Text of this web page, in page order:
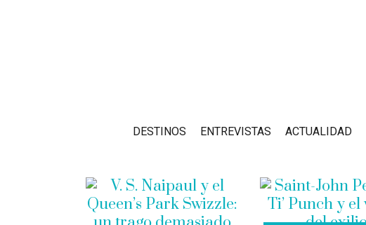
DESTINOS ENTREVISTAS ACTUALIDAD